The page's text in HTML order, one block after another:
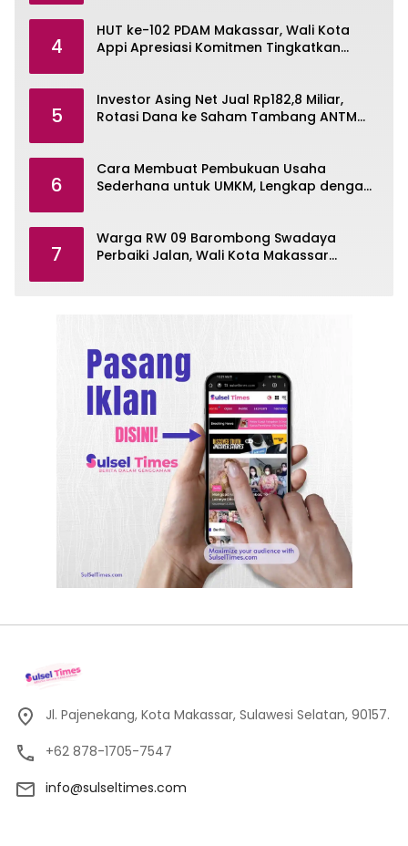
4
HUT ke-102 PDAM Makassar, Wali Kota
Appi Apresiasi Komitmen Tingkatkan
5
Investor Asing Net Jual Rp182,8 Miliar,
Rotasi Dana ke Saham Tambang ANTM
6
Cara Membuat Pembukuan Usaha
Sederhana untuk UMKM, Lengkap dengan
7
Warga RW 09 Barombong Swadaya
Perbaiki Jalan, Wali Kota Makassar
Jl. Pajenekang, Kota Makassar, Sulawesi Selatan, 90157.
+62 878-1705-7547
info@sulseltimes.com